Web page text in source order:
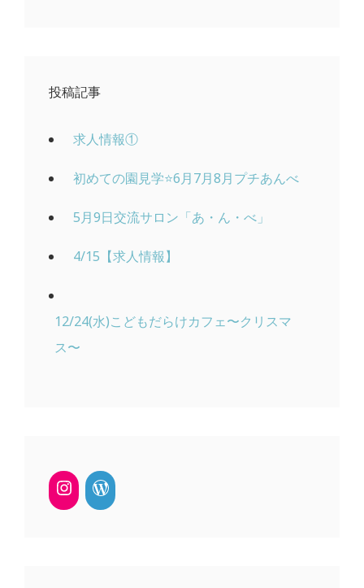
投稿記事
求人情報①
初めての園見学⭐️6月7月8月プチあんべ
5月9日交流サロン「あ・ん・べ」
4/15【求人情報】
12/24(水)こどもだらけカフェ〜クリスマ
ス〜